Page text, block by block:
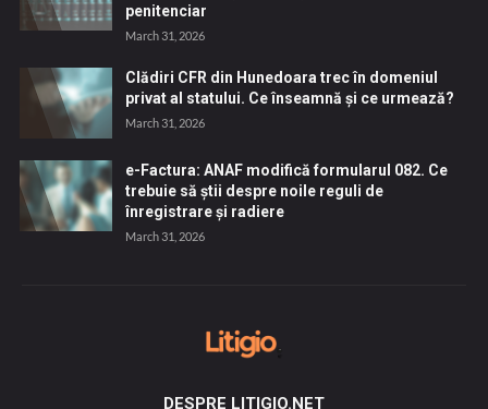
penitenciar
March 31, 2026
Clădiri CFR din Hunedoara trec în domeniul
privat al statului. Ce înseamnă și ce urmează?
March 31, 2026
e-Factura: ANAF modifică formularul 082. Ce
trebuie să știi despre noile reguli de
înregistrare și radiere
March 31, 2026
DESPRE LITIGIO.NET